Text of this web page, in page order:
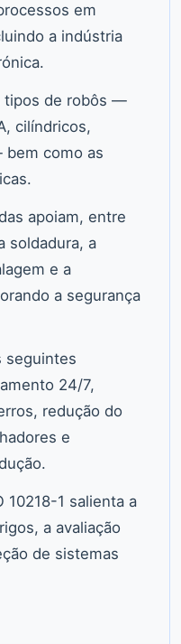
em
a indústria
tipos de robôs —
cilíndricos,
como as
apoiam, entre
soldadura, a
e a
a segurança
seguintes
24/7,
redução do
e
10218-1 salienta a
a avaliação
de sistemas